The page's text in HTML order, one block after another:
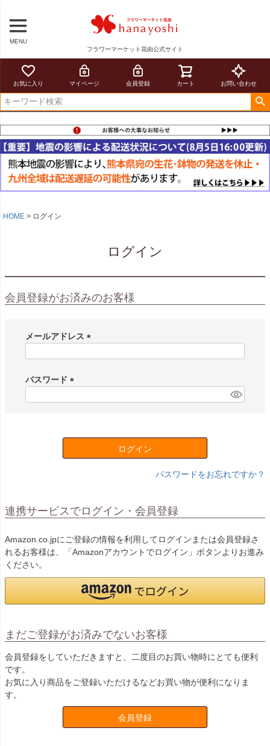
MENU
フラワーマーケット花由公式サイト
お気に入り マイページ 会員登録 カート お問い合わせ
HOME ログイン
ログイン
会員登録がお済みのお客様
メールアドレス
)
パスワード
ログイン
パスワードをお忘れですか？
連携サービスでログイン・会員登録
Amazon.co.jpにご登録の情報を利用してログインまたは会員登録さ
れるお客様は、「Amazonアカウントでログイン」ボタンよりお進み
ください。
まだご登録がお済みでないお客様
会員登録をしていただきますと、二度目のお買い物時にとても便利
です。
お気に入り商品をご登録いただけるなどお買い物が便利になりま
す。
会員登録